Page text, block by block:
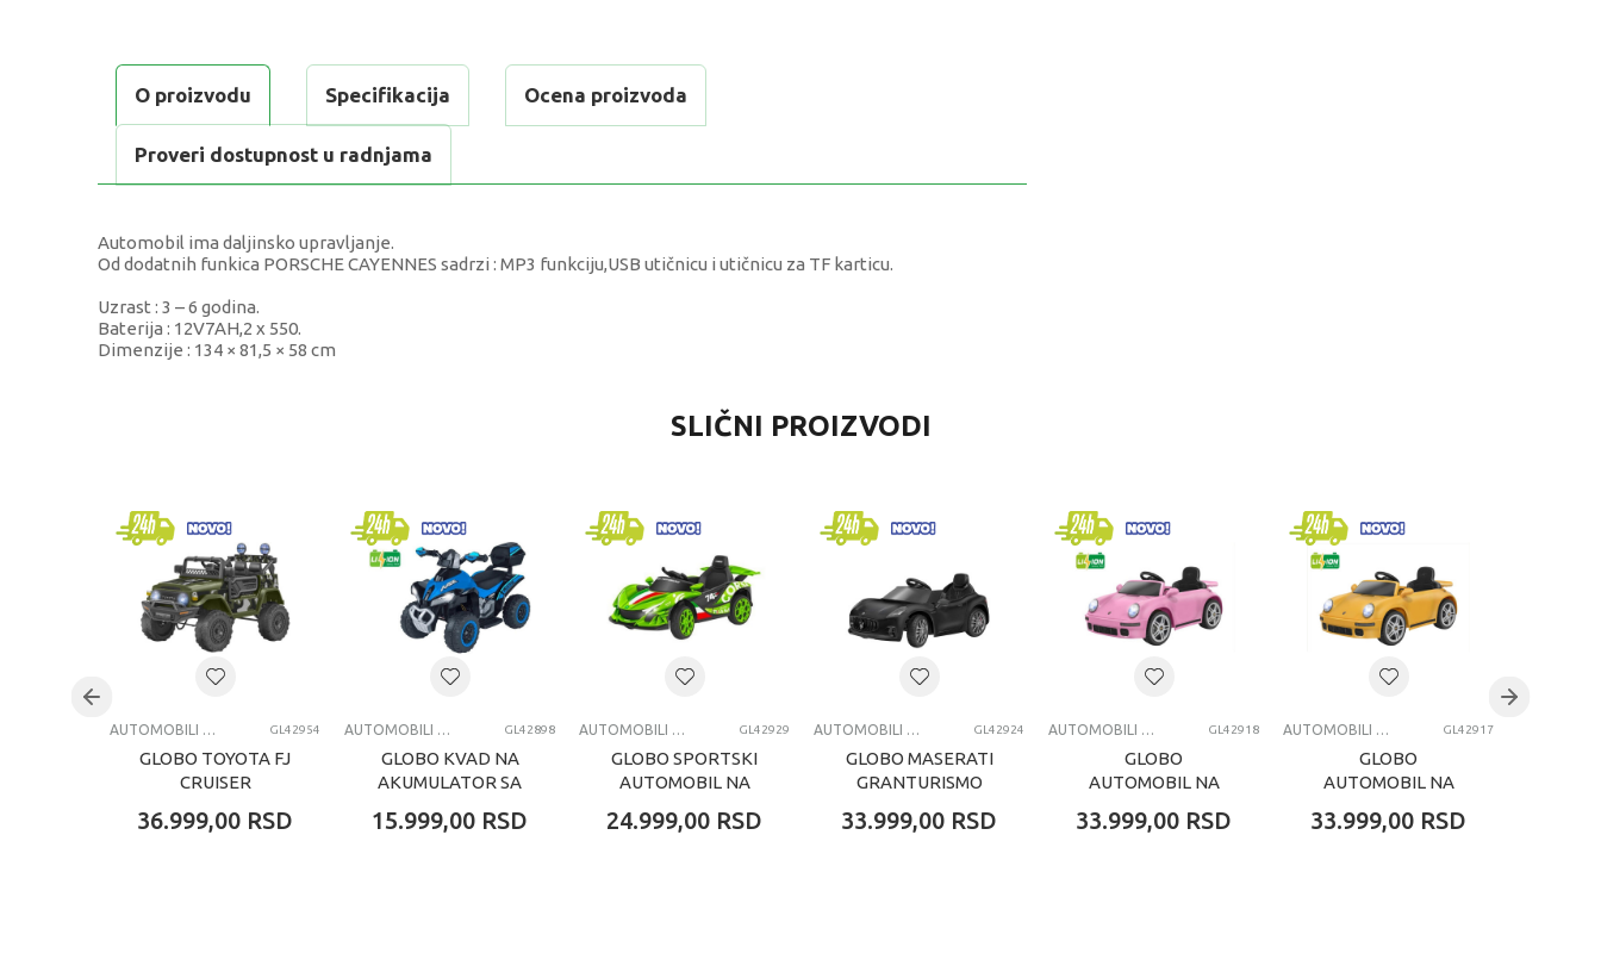
O proizvodu Specifikacija Ocena proizvoda
Proveri dostupnost u radnjama
Automobil ima daljinsko upravljanje.
Od dodatnih funkica PORSCHE CAYENNES sadrzi : MP3 funkciju,USB utičnicu i utičnicu za TF karticu.
Uzrast : 3 – 6 godina.
Baterija : 12V7AH,2 x 550.
Dimenzije : 134 × 81,5 × 58 cm
Automobili na akumulator
Uzrast 4-6 godina
Kategorija AUTO NA AKUMULATOR
SLIČNI PROIZVODI
AUTOMOBILI NA AKUMULATOR GL42954
GLOBO TOYOTA FJ
CRUISER
AKUMULATOR SA
36.999,00 RSD
AUTOMOBILI NA AKUMULATOR GL42898
GLOBO KVAD NA
AKUMULATOR SA
UPRAVLJANJEM
15.999,00 RSD
AUTOMOBILI NA AKUMULATOR GL42929
GLOBO SPORTSKI
AUTOMOBIL NA
DALJINSKIM
24.999,00 RSD
AUTOMOBILI NA AKUMULATOR GL42924
GLOBO MASERATI
GRANTURISMO
AKUMULATOR SA
33.999,00 RSD
AUTOMOBILI NA AKUMULATOR GL42918
GLOBO
AUTOMOBIL NA
DALJINSKIM
33.999,00 RSD
AUTOMOBILI NA AKUMULATOR GL42917
GLOBO
AUTOMOBIL NA
DALJINSKIM
33.999,00 RSD